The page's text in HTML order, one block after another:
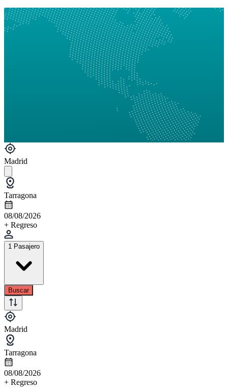
Madrid
Tarragona
08/08/2026
+ Regreso
1 Pasajero
Buscar
Madrid
Tarragona
08/08/2026
+ Regreso